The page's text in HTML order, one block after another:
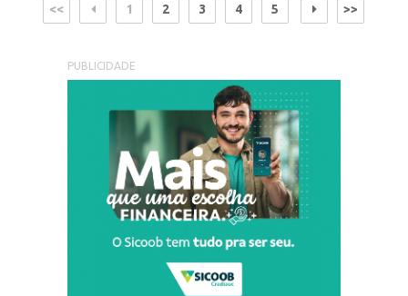
<< 1 2 3 4 5 >>
PUBLICIDADE